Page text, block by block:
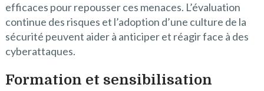
efficaces pour repousser ces menaces. L’évaluation
continue des risques et l’adoption d’une culture de la
sécurité peuvent aider à anticiper et réagir face à des
cyberattaques.
Formation et sensibilisation